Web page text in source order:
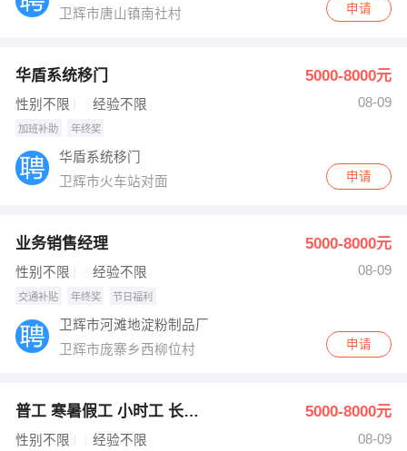
卫辉市唐山镇南社村
申请
华盾系统移门 5000-8000元
性别不限 经验不限 08-09
加班补助 年终奖
华盾系统移门
卫辉市火车站对面
申请
业务销售经理 5000-8000元
性别不限 经验不限 08-09
交通补贴 年终奖 节日福利
卫辉市河滩地淀粉制品厂
卫辉市庞寨乡西柳位村
申请
普工 寒暑假工 小时工 长短期工 5000-8000元
性别不限 经验不限 08-09